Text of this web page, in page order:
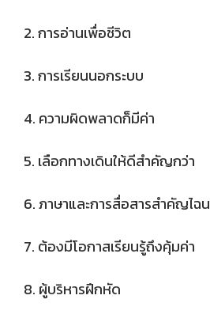
2. การอ่านเพื่อชีวิต
3. การเรียนนอกระบบ
4. ความผิดพลาดก็มีค่า
5. เลือกทางเดินให้ดีสำคัญกว่า
6. ภาษาและการสื่อสารสำคัญไฉน
7. ต้องมีโอกาสเรียนรู้ถึงคุ้มค่า
8. ผู้บริหารฝึกหัด